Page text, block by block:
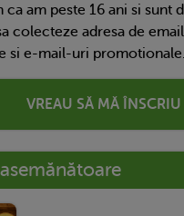
ca am peste 16 ani si sunt
colecteze adresa de
si e-mail-uri promotionale.
VREAU SĂ MĂ ÎNSCRIU